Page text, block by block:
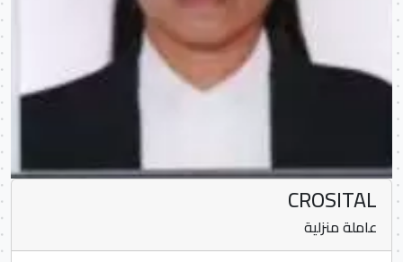
CROSITAL
عاملة منزلية